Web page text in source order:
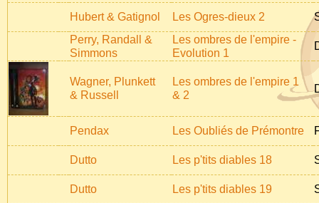
Hubert & Gatignol Les Ogres-dieux 2
Perry, Randall &
Simmons
Les ombres de l'empire -
Evolution 1
Wagner, Plunkett
& Russell
Les ombres de l'empire 1
& 2
Pendax Les Oubliés de Prémontre
Dutto Les p'tits diables 18
Dutto Les p'tits diables 19